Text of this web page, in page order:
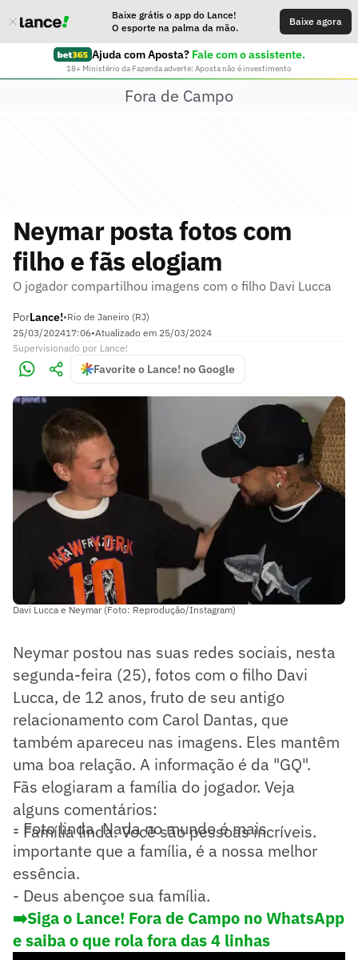
Baixe grátis o app do Lance!
O esporte na palma da mão.
Baixe agora
Ajuda com Aposta? Fale com o assistente.
18+ Ministério da Fazenda adverte: Aposta não é investimento
Fora de Campo
Neymar posta fotos com
filho e fãs elogiam
O jogador compartilhou imagens com o filho Davi Lucca
PorLance!•Rio de Janeiro (RJ)
25/03/202417:06•Atualizado em 25/03/2024
Supervisionado por Lance!
Favorite o Lance! no Google
Davi Lucca e Neymar (Foto: Reprodução/Instagram)
Neymar postou nas suas redes sociais, nesta
segunda-feira (25), fotos com o filho Davi
Lucca, de 12 anos, fruto de seu antigo
relacionamento com Carol Dantas, que
também apareceu nas imagens. Eles mantêm
uma boa relação. A informação é da "GQ".
Fãs elogiaram a família do jogador. Veja
alguns comentários:
- Família linda. Você são pessoas incríveis.
- Foto linda. Nada no mundo é mais
importante que a família, é a nossa melhor
essência.
- Deus abençoe sua família.
➡️Siga o Lance! Fora de Campo no WhatsApp
e saiba o que rola fora das 4 linhas